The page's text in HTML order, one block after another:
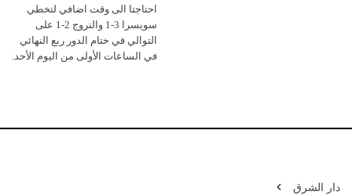
احتاجتا الى وقت اضافي لتخطي
سويسرا 3-1 والنروج 2-1 على
التوالي في ختام الدور ربع النهائي
في الساعات الأولى من اليوم الأحد.
دار الشرق